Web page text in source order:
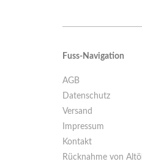
Fuss-Navigation
AGB
Datenschutz
Versand
Impressum
Kontakt
Rücknahme von Altöl